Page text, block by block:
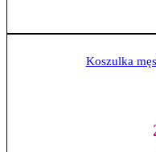
Koszulka